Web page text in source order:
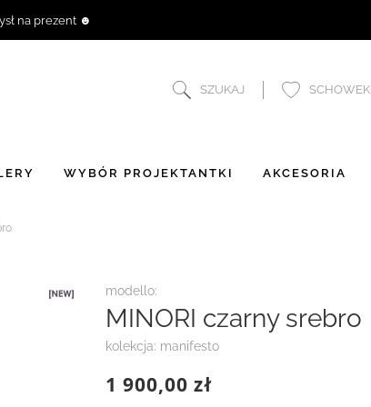
na prezent ☻
SZUKAJ SCHOWEK
WYBÓR PROJEKTANTKI AKCESORIA
modello:
MINORI czarny srebro
kolekcja: manifesto
1 900,00 zł